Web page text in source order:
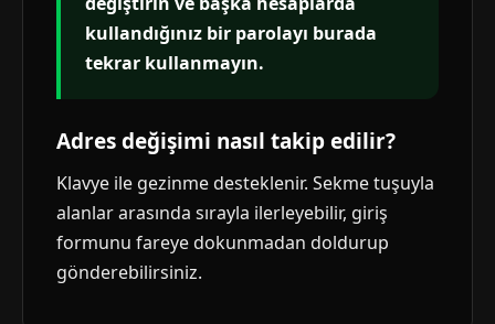
kullandığınız bir parolayı burada
tekrar kullanmayın.
Adres değişimi nasıl takip edilir?
Klavye ile gezinme desteklenir. Sekme tuşuyla
alanlar arasında sırayla ilerleyebilir, giriş
formunu fareye dokunmadan doldurup
gönderebilirsiniz.